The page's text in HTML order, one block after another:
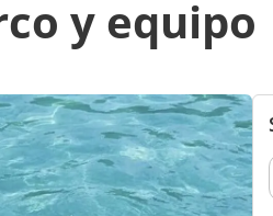
y equipo